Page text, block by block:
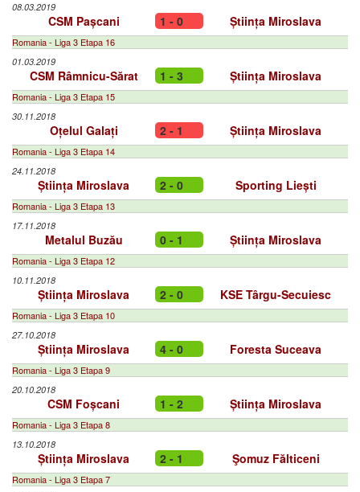
08.03.2019
CSM Pașcani 1 - 0 Știința Miroslava
Romania - Liga 3 Etapa 16
01.03.2019
CSM Râmnicu-Sărat 1 - 3 Știința Miroslava
Romania - Liga 3 Etapa 15
30.11.2018
Oțelul Galați 2 - 1 Știința Miroslava
Romania - Liga 3 Etapa 14
24.11.2018
Știința Miroslava 2 - 0 Sporting Liești
Romania - Liga 3 Etapa 13
17.11.2018
Metalul Buzău 0 - 1 Știința Miroslava
Romania - Liga 3 Etapa 12
10.11.2018
Știința Miroslava 2 - 0 KSE Târgu-Secuiesc
Romania - Liga 3 Etapa 10
27.10.2018
Știința Miroslava 4 - 0 Foresta Suceava
Romania - Liga 3 Etapa 9
20.10.2018
CSM Foșcani 1 - 2 Știința Miroslava
Romania - Liga 3 Etapa 8
13.10.2018
Știința Miroslava 2 - 1 Şomuz Fălticeni
Romania - Liga 3 Etapa 7